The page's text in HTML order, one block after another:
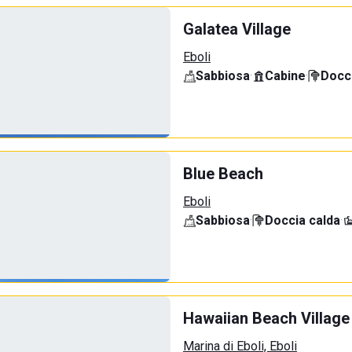
Galatea Village
Eboli
Sabbiosa· Cabine·
Blue Beach
Eboli
Sabbiosa· Doccia calda·
Hawaiian Beach Village
Marina di Eboli, Eboli